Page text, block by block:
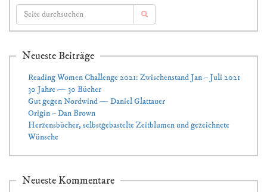
Neueste Beiträge
Reading Women Challenge 2021: Zwischenstand Jan – Juli 2021
30 Jahre — 30 Bücher
Gut gegen Nordwind — Daniel Glattauer
Origin – Dan Brown
Herzensbücher, selbstgebastelte Zeitblumen und gezeichnete
Wünsche
Neueste Kommentare